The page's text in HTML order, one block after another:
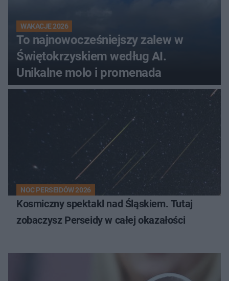
WAKACJE 2026
To najnowocześniejszy zalew w
Świętokrzyskiem według AI.
Unikalne molo i promenada
NOC PERSEIDÓW 2026
Kosmiczny spektakl nad Śląskiem. Tutaj
zobaczysz Perseidy w całej okazałości